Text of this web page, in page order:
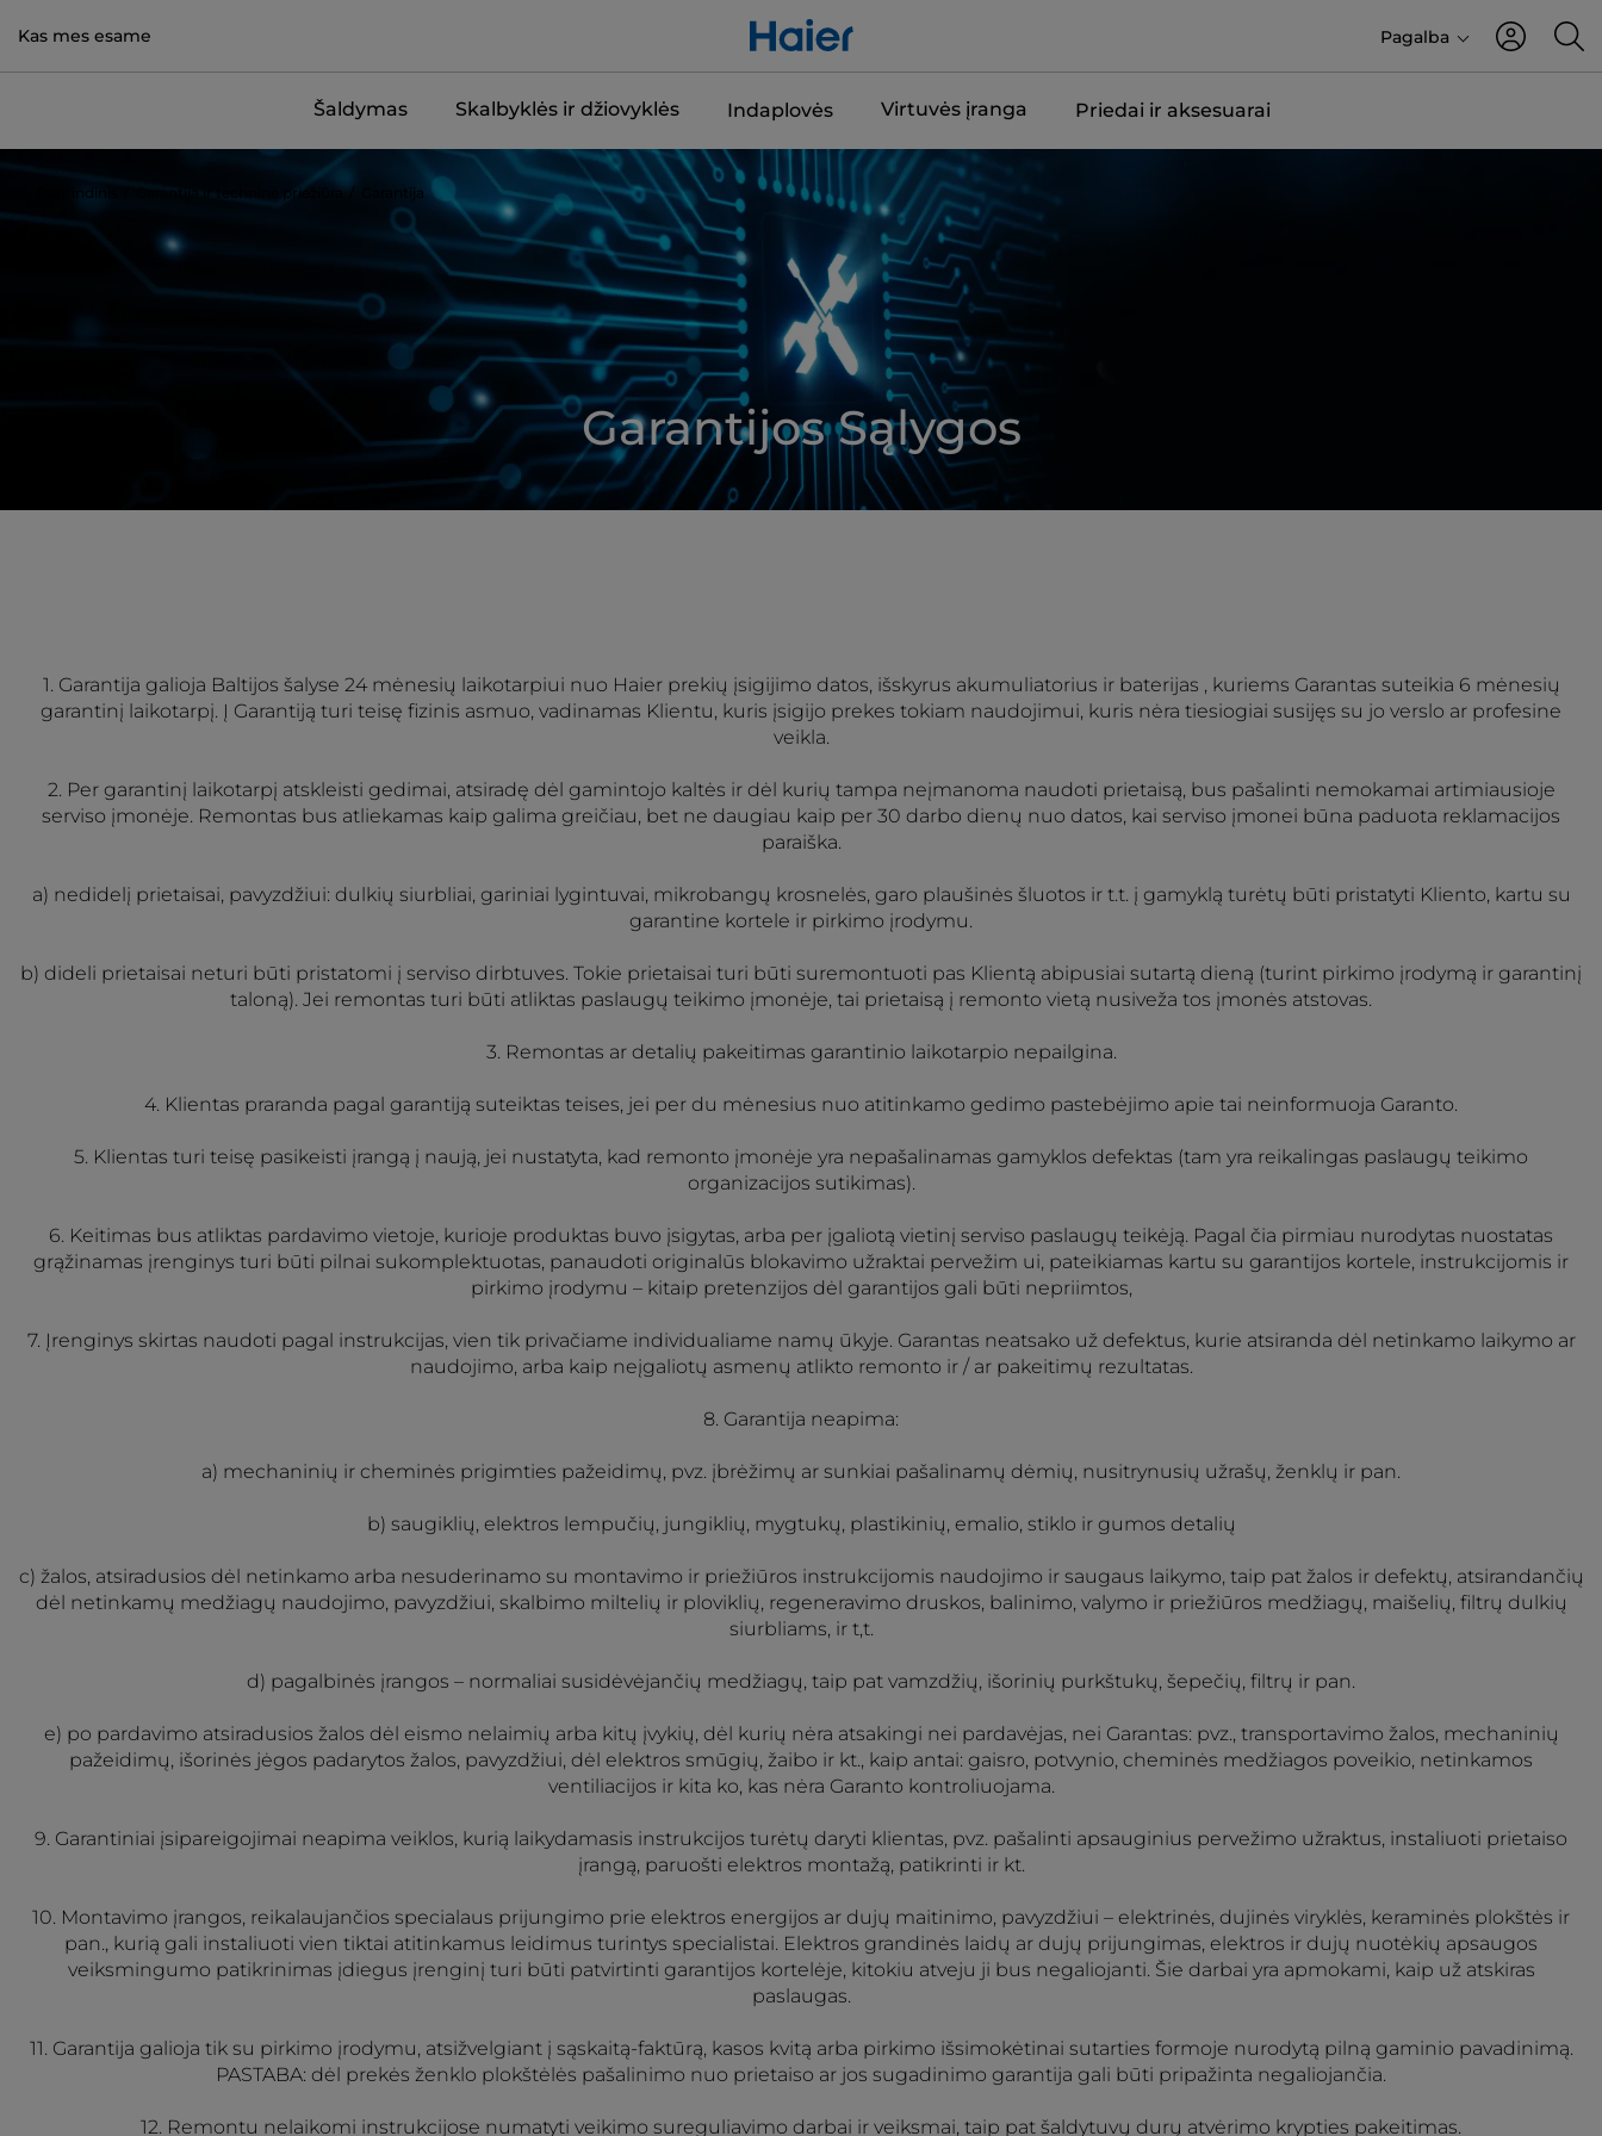
Kas mes esame Pagalba
Šaldymas Skalbyklės ir džiovyklės Indaplovės Virtuvės įranga Priedai ir aksesuarai
Pagrindinis Garantija ir techninė priežiūra Garantija
Garantijos Sąlygos
1. Garantija galioja Baltijos šalyse 24 mėnesių laikotarpiui nuo Haier prekių įsigijimo datos, išskyrus akumuliatorius ir baterijas , kuriems Garantas suteikia 6 mėnesių
garantinį laikotarpį. Į Garantiją turi teisę fizinis asmuo, vadinamas Klientu, kuris įsigijo prekes tokiam naudojimui, kuris nėra tiesiogiai susijęs su jo verslo ar profesine
veikla.
2. Per garantinį laikotarpį atskleisti gedimai, atsiradę dėl gamintojo kaltės ir dėl kurių tampa neįmanoma naudoti prietaisą, bus pašalinti nemokamai artimiausioje
serviso įmonėje. Remontas bus atliekamas kaip galima greičiau, bet ne daugiau kaip per 30 darbo dienų nuo datos, kai serviso įmonei būna paduota reklamacijos
paraiška.
a) nedidelį prietaisai, pavyzdžiui: dulkių siurbliai, gariniai lygintuvai, mikrobangų krosnelės, garo plaušinės šluotos ir t.t. į gamyklą turėtų būti pristatyti Kliento, kartu su
garantine kortele ir pirkimo įrodymu.
b) dideli prietaisai neturi būti pristatomi į serviso dirbtuves. Tokie prietaisai turi būti suremontuoti pas Klientą abipusiai sutartą dieną (turint pirkimo įrodymą ir garantinį
taloną). Jei remontas turi būti atliktas paslaugų teikimo įmonėje, tai prietaisą į remonto vietą nusiveža tos įmonės atstovas.
3. Remontas ar detalių pakeitimas garantinio laikotarpio nepailgina.
4. Klientas praranda pagal garantiją suteiktas teises, jei per du mėnesius nuo atitinkamo gedimo pastebėjimo apie tai neinformuoja Garanto.
5. Klientas turi teisę pasikeisti įrangą į naują, jei nustatyta, kad remonto įmonėje yra nepašalinamas gamyklos defektas (tam yra reikalingas paslaugų teikimo
organizacijos sutikimas).
6. Keitimas bus atliktas pardavimo vietoje, kurioje produktas buvo įsigytas, arba per įgaliotą vietinį serviso paslaugų teikėją. Pagal čia pirmiau nurodytas nuostatas
grąžinamas įrenginys turi būti pilnai sukomplektuotas, panaudoti originalūs blokavimo užraktai pervežim ui, pateikiamas kartu su garantijos kortele, instrukcijomis ir
pirkimo įrodymu – kitaip pretenzijos dėl garantijos gali būti nepriimtos,
7. Įrenginys skirtas naudoti pagal instrukcijas, vien tik privačiame individualiame namų ūkyje. Garantas neatsako už defektus, kurie atsiranda dėl netinkamo laikymo ar
naudojimo, arba kaip neįgaliotų asmenų atlikto remonto ir / ar pakeitimų rezultatas.
8. Garantija neapima:
a) mechaninių ir cheminės prigimties pažeidimų, pvz. įbrėžimų ar sunkiai pašalinamų dėmių, nusitrynusių užrašų, ženklų ir pan.
b) saugiklių, elektros lempučių, jungiklių, mygtukų, plastikinių, emalio, stiklo ir gumos detalių
c) žalos, atsiradusios dėl netinkamo arba nesuderinamo su montavimo ir priežiūros instrukcijomis naudojimo ir saugaus laikymo, taip pat žalos ir defektų, atsirandančių
dėl netinkamų medžiagų naudojimo, pavyzdžiui, skalbimo miltelių ir ploviklių, regeneravimo druskos, balinimo, valymo ir priežiūros medžiagų, maišelių, filtrų dulkių
siurbliams, ir t,t.
d) pagalbinės įrangos – normaliai susidėvėjančių medžiagų, taip pat vamzdžių, išorinių purkštukų, šepečių, filtrų ir pan.
e) po pardavimo atsiradusios žalos dėl eismo nelaimių arba kitų įvykių, dėl kurių nėra atsakingi nei pardavėjas, nei Garantas: pvz., transportavimo žalos, mechaninių
pažeidimų, išorinės jėgos padarytos žalos, pavyzdžiui, dėl elektros smūgių, žaibo ir kt., kaip antai: gaisro, potvynio, cheminės medžiagos poveikio, netinkamos
ventiliacijos ir kita ko, kas nėra Garanto kontroliuojama.
9. Garantiniai įsipareigojimai neapima veiklos, kurią laikydamasis instrukcijos turėtų daryti klientas, pvz. pašalinti apsauginius pervežimo užraktus, instaliuoti prietaiso
įrangą, paruošti elektros montažą, patikrinti ir kt.
10. Montavimo įrangos, reikalaujančios specialaus prijungimo prie elektros energijos ar dujų maitinimo, pavyzdžiui – elektrinės, dujinės viryklės, keraminės plokštės ir
pan., kurią gali instaliuoti vien tiktai atitinkamus leidimus turintys specialistai. Elektros grandinės laidų ar dujų prijungimas, elektros ir dujų nuotėkių apsaugos
veiksmingumo patikrinimas įdiegus įrenginį turi būti patvirtinti garantijos kortelėje, kitokiu atveju ji bus negaliojanti. Šie darbai yra apmokami, kaip už atskiras
paslaugas.
11. Garantija galioja tik su pirkimo įrodymu, atsižvelgiant į sąskaitą-faktūrą, kasos kvitą arba pirkimo išsimokėtinai sutarties formoje nurodytą pilną gaminio pavadinimą.
PASTABA: dėl prekės ženklo plokštėlės pašalinimo nuo prietaiso ar jos sugadinimo garantija gali būti pripažinta negaliojančia.
12. Remontu nelaikomi instrukcijose numatyti veikimo sureguliavimo darbai ir veiksmai, taip pat šaldytuvų durų atvėrimo krypties pakeitimas.